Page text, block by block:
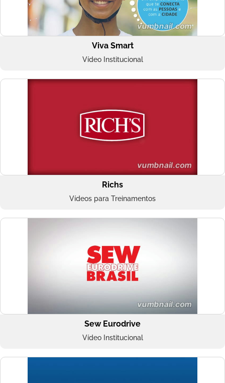
Viva Smart
Vídeo Institucional
Richs
Vídeos para Treinamentos
Sew Eurodrive
Vídeo Institucional